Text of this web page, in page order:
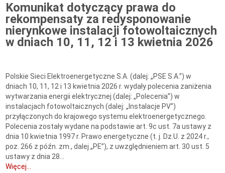
Komunikat dotyczący prawa do
rekompensaty za redysponowanie
nierynkowe instalacji fotowoltaicznych
w dniach 10, 11, 12 i 13 kwietnia 2026
Polskie Sieci Elektroenergetyczne S.A. (dalej: „PSE S.A.”) w
dniach 10, 11, 12 i 13 kwietnia 2026 r. wydały polecenia zaniżenia
wytwarzania energii elektrycznej (dalej: „Polecenia”) w
instalacjach fotowoltaicznych (dalej: „Instalacje PV”)
przyłączonych do krajowego systemu elektroenergetycznego.
Polecenia zostały wydane na podstawie art. 9c ust. 7a ustawy z
dnia 10 kwietnia 1997 r. Prawo energetyczne (t. j. Dz.U. z 2024 r.,
poz. 266 z późn. zm., dalej „PE”), z uwzględnieniem art. 30 ust. 5
ustawy z dnia 28...
Więcej...